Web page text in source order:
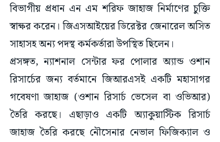
বিভাগীয় প্রধান এন এম শরিফ জাহাজ নির্মাণের চুক্তি
স্বাক্ষর করেন। জিএসআইয়ের ডিরেক্টর জেনারেল অসিত
সাহাসহ অন্য পদস্থ কর্মকর্তারা উপস্থিত ছিলেন।
প্রসঙ্গত, ন্যাশনাল সেন্টার ফর পোলার অ্যান্ড ওশান
রিসার্চের জন্য বর্তমানে জিআরএসই একটি মহাসাগর
গবেষণা জাহাজ (ওশান রিসার্চ ভেসেল বা ওভিআর)
তৈরি করছে। এছাড়াও একটি অ্যাকুয়াস্টিক রিসার্চ
জাহাজ তৈরি করছে নৌসেনার নেভাল ফিজিক্যাল ও